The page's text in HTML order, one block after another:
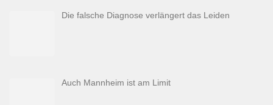
Die falsche Diagnose verlängert das Leiden
Auch Mannheim ist am Limit